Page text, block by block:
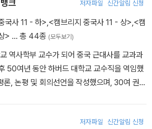
크 저자파일 신간알림 신청
국사 11 - 하> <캠브리지 중국사 11 - 상> <캠
> … 총 44종 (모두보기)
역사학부 교수가 되어 중국 근대사를 교과과
50여년 동안 하버드 대학교 교수직을 역임했
론, 논평 및 회의선언을 작성했으며, 30여 권의
저자파일 신간알림 신청